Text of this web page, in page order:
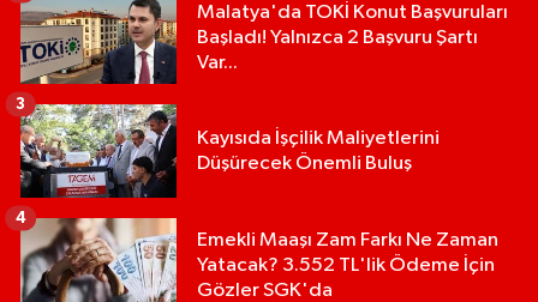
Malatya'da TOKİ Konut Başvuruları
Başladı! Yalnızca 2 Başvuru Şartı
Var...
Kayısıda İşçilik Maliyetlerini
Düşürecek Önemli Buluş
3
Emekli Maaşı Zam Farkı Ne Zaman
Yatacak? 3.552 TL'lik Ödeme İçin
Gözler SGK'da
4